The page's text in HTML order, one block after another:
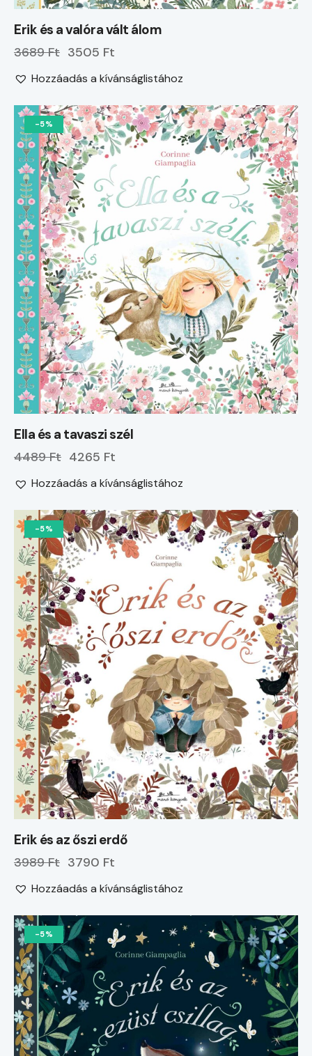
Erik és a valóra vált álom
3689 Ft 3505 Ft
Hozzáadás a kívánságlistához
-5%
Ella és a tavaszi szél
4489 Ft 4265 Ft
Hozzáadás a kívánságlistához
-5%
Erik és az őszi erdő
3989 Ft 3790 Ft
Hozzáadás a kívánságlistához
-5%